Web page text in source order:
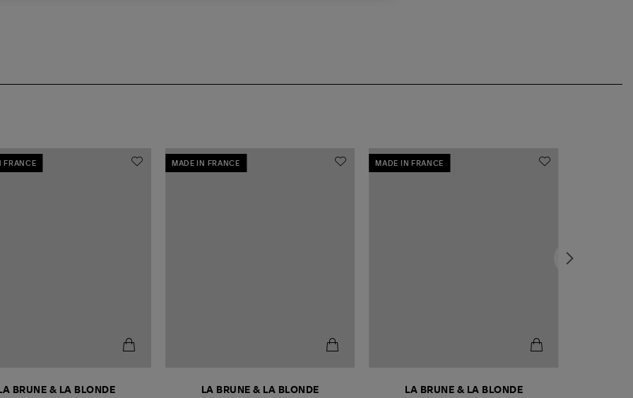
FRANCE
LA BRUNE & LA BLONDE
MADE IN FRANCE
LA BRUNE & LA BLONDE
MADE IN FRANCE
LA BRUNE & LA BLONDE